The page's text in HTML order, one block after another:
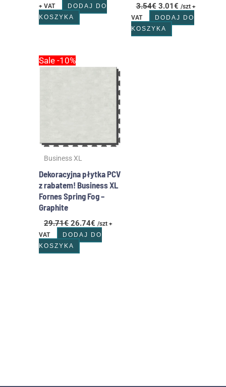
+ VAT
DODAJ DO
KOSZYKA
3.54€ 3.01€ /szt +
VAT
DODAJ DO
KOSZYKA
Sale -10%
Business XL
Dekoracyjna płytka PCV
z rabatem! Business XL
Fornes Spring Fog –
Graphite
29.71€
Pierwotna
cena
26.74€
cena
wynosi:
26.74€.
/szt +
VAT
DODAJ DO
KOSZYKA